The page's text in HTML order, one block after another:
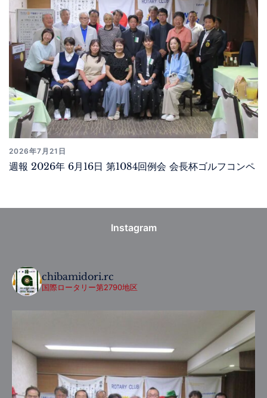
2026年7月21日
週報 2026年 6月16日 第1084回例会 会長杯ゴルフコンペ
Instagram
chibamidori.rc
国際ロータリー第2790地区